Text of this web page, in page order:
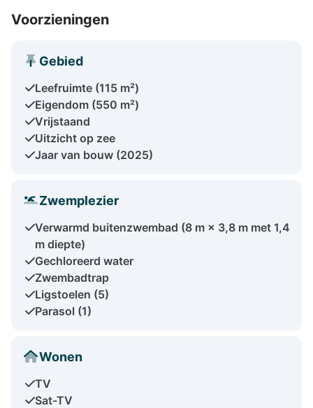
Voorzieningen
Gebied
Leefruimte (115 m²)
Eigendom (550 m²)
Vrijstaand
Uitzicht op zee
Jaar van bouw (2025)
Zwemplezier
Verwarmd buitenzwembad (8 m × 3,8 m met 1,4
m diepte)
Gechloreerd water
Zwembadtrap
Ligstoelen (5)
Parasol (1)
Wonen
TV
Sat-TV